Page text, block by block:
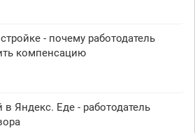
- почему работодатель
компенсацию
Яндекс. Еде - работодатель